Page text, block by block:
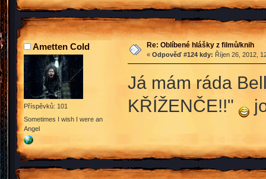
Ametten Cold
Příspěvků: 101
Sometimes I wish I were an
Angel
Re: Oblíbené hlášky z filmů/knih
« Odpověď #124 kdy: Říjen 26, 2012,
Já mám ráda
KŘÍŽENČE!!"